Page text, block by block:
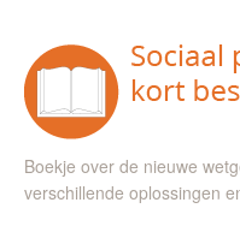
Boekje over de nieuwe
verschillende oplossingen